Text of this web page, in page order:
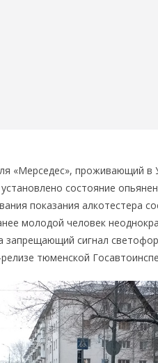
«Мерседес», проживающий в
состояние
показания алкотестера
молодой человек
запрещающий сигнал
тюменской